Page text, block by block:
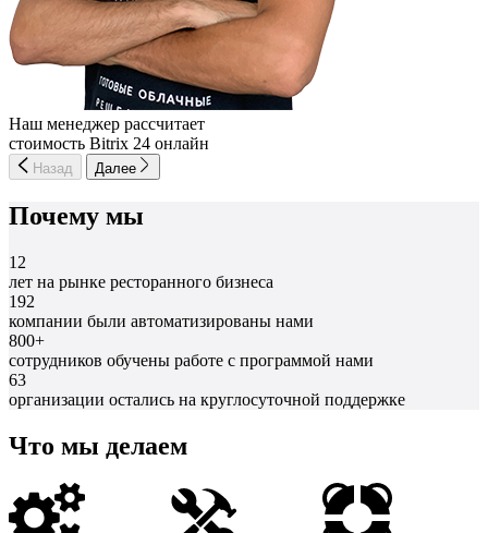
Наш менеджер рассчитает
стоимость Bitrix 24 онлайн
Назад Далее
Почему мы
12
лет на рынке ресторанного бизнеса
192
компании были автоматизированы нами
800+
сотрудников обучены работе с программой нами
63
организации остались на круглосуточной поддержке
Что мы делаем